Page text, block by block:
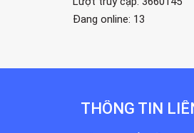
Đang online: 13
THÔNG TIN